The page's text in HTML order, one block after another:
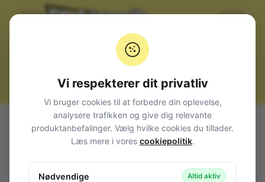
Alle produkter
Afbrydere og omskiftere
Vippe metalknebel (Toggle switch)
Miniature
2-pol
Toggle Switch 2-pol LONG ON/OFF/ON
Toggle Switch 2-pol LONG ON/OFF/ON
Vi respekterer dit privatliv
Vi bruger cookies til at forbedre din oplevelse,
analysere trafikken og give dig relevante
produktanbefalinger. Vælg hvilke cookies du tillader.
Læs mere i vores cookiepolitik.
Nødvendige Altid aktiv